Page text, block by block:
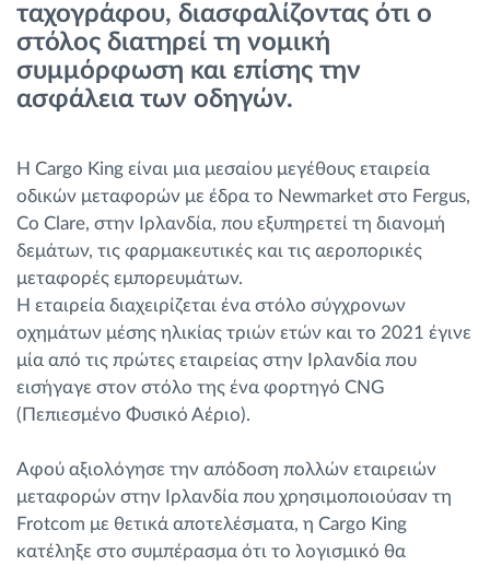
Υπολογιστής εξοικονόμησης
ταχογράφου, διασφαλίζοντας ότι ο
στόλος διατηρεί τη νομική
συμμόρφωση και επίσης την
ασφάλεια των οδηγών.
Η Cargo King είναι μια μεσαίου μεγέθους εταιρεία
οδικών μεταφορών με έδρα το Newmarket στο Fergus,
Co Clare, στην Ιρλανδία, που εξυπηρετεί τη διανομή
δεμάτων, τις φαρμακευτικές και τις αεροπορικές
μεταφορές εμπορευμάτων.
Η εταιρεία διαχειρίζεται ένα στόλο σύγχρονων
οχημάτων μέσης ηλικίας τριών ετών και το 2021 έγινε
μία από τις πρώτες εταιρείας στην Ιρλανδία που
εισήγαγε στον στόλο της ένα φορτηγό CNG
(Πεπιεσμένο Φυσικό Αέριο).
Αφού αξιολόγησε την απόδοση πολλών εταιρειών
μεταφορών στην Ιρλανδία που χρησιμοποιούσαν τη
Frotcom με θετικά αποτελέσματα, η Cargo King
κατέληξε στο συμπέρασμα ότι το λογισμικό θα